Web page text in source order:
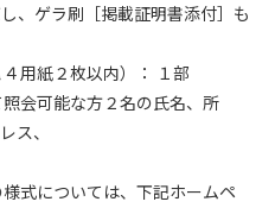
、ゲラ刷［掲載証明書添付］も
用紙２枚以内）： １部
会可能な方２名の氏名、所
ス、
式については、下記ホームペ